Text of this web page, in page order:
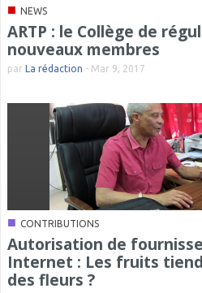
■ NEWS
ARTP : le Collège de
nouveaux membres
par La rédaction - Mar 9, 2017
■ CONTRIBUTIONS
Autorisation de
Internet : Les fruits
des fleurs ?